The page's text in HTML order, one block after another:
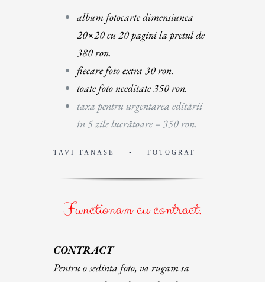
album fotocarte dimensiunea
20×20 cu 20 pagini la pretul de
380 ron.
fiecare foto extra 30 ron.
toate foto needitate 350 ron.
taxa pentru urgentarea editării
în 5 zile lucrătoare – 350 ron.
TAVI TANASE • FOTOGRAF
Functionam cu contract.
CONTRACT
Pentru o sedinta foto, va rugam sa